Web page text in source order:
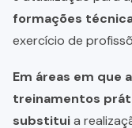
formações
exercício de
Em áreas em que
treinamentos
substituia